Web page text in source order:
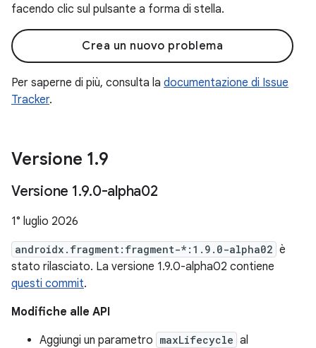
facendo clic sul pulsante a forma di stella.
Crea un nuovo problema
Per saperne di più, consulta la documentazione di Issue
Tracker.
Versione 1.9
Versione 1.9.0-alpha02
1° luglio 2026
androidx.fragment:fragment-*:1.9.0-alpha02 è
stato rilasciato. La versione 1.9.0-alpha02 contiene
questi commit.
Modifiche alle API
Aggiungi un parametro maxLifecycle al